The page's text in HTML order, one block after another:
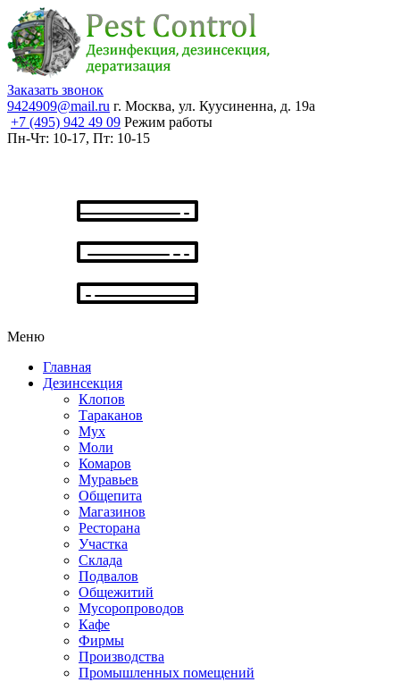
Заказать звонок
9424909@mail.ru г. Москва, ул. Куусиненна, д. 19а
+7 (495) 942 49 09 Режим работы
Пн-Чт: 10-17, Пт: 10-15
Меню
Главная
Дезинсекция
Клопов
Тараканов
Мух
Моли
Комаров
Муравьев
Общепита
Магазинов
Ресторана
Участка
Склада
Подвалов
Общежитий
Мусоропроводов
Кафе
Фирмы
Производства
Промышленных помещений